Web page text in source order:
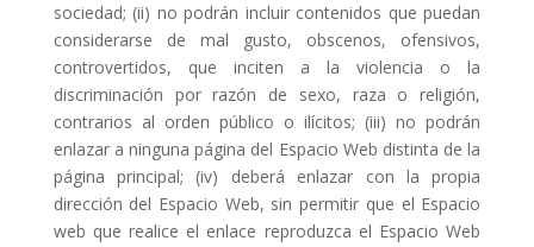
sociedad; (ii) no podrán incluir contenidos que puedan
considerarse de mal gusto, obscenos, ofensivos,
controvertidos, que inciten a la violencia o la
discriminación por razón de sexo, raza o religión,
contrarios al orden público o ilícitos; (iii) no podrán
enlazar a ninguna página del Espacio Web distinta de la
página principal; (iv) deberá enlazar con la propia
dirección del Espacio Web, sin permitir que el Espacio
web que realice el enlace reproduzca el Espacio Web